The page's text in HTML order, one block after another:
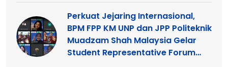
Perkuat Jejaring Internasional,
BPM FPP KM UNP dan JPP Politeknik
Muadzam Shah Malaysia Gelar
Student Representative Forum